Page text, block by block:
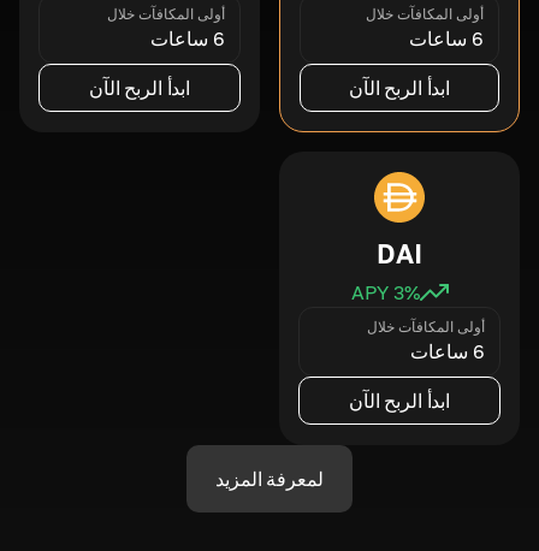
أولى المكافآت خلال
6 ساعات
ابدأ الربح الآن
أولى المكافآت خلال
6 ساعات
ابدأ الربح الآن
DAI
3% APY
أولى المكافآت خلال
6 ساعات
ابدأ الربح الآن
لمعرفة المزيد